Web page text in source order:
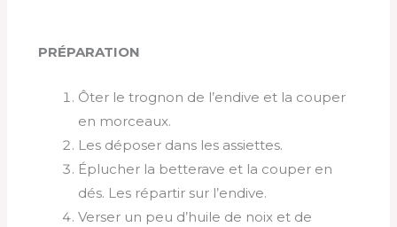
PRÉPARATION
Ôter le trognon de l’endive et la couper
en morceaux.
Les déposer dans les assiettes.
Éplucher la betterave et la couper en
dés. Les répartir sur l’endive.
Verser un peu d’huile de noix et de